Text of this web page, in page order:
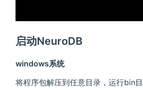
启动NeuroDB
windows系统
将程序包解压到任意目录，运行bin